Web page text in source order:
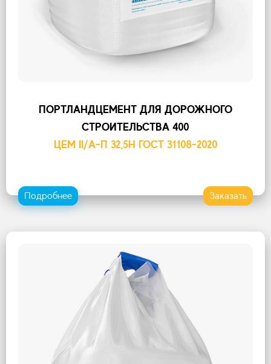
ПОРТЛАНДЦЕМЕНТ ДЛЯ ДОРОЖНОГО
СТРОИТЕЛЬСТВА 400
ЦЕМ II/А-П 32,5Н ГОСТ 31108-2020
Подробнее Заказать